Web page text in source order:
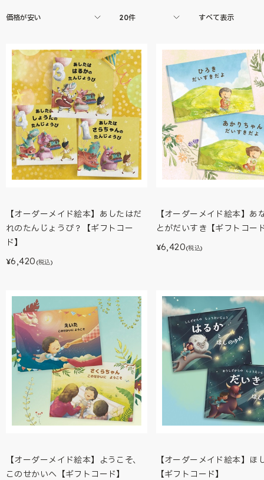
価格が安い 20件 すべて表示
【オーダーメイド絵本】あしたはだ
れのたんじょうび？【ギフトコー
ド】
¥6,420 (税込)
【オーダーメイド絵本】あ
とがだいすき【ギフトコー
¥6,420(税込)
【オーダーメイド絵本】ようこそ、
このせかいへ【ギフトコード】
【オーダーメイド絵本】ほ
【ギフトコード】